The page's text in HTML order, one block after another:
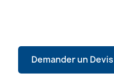
Demander un Devis